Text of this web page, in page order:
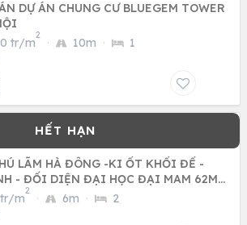
DỰ ÁN CHUNG CƯ BLUEGEM TOWER
tr/m
2
· 10m · 1
HÀ ĐÔNG -KI ỐT KHỐI ĐẾ -
- ĐỐI DIỆN ĐẠI HỌC ĐẠI MAM 62M
m
2
· 6m · 2